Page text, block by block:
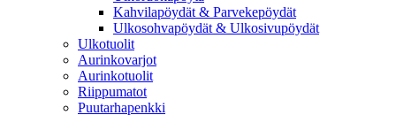
Kahvilapöydät & Parvekepöydät
Ulkosohvapöydät & Ulkosivupöydät
Ulkotuolit
Aurinkovarjot
Aurinkotuolit
Riippumatot
Puutarhapenkki